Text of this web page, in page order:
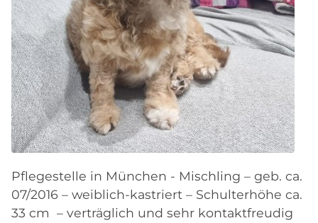
Pflegestelle in München - Mischling – geb. ca.
07/2016 – weiblich-kastriert – Schulterhöhe ca.
33 cm – verträglich und sehr kontaktfreudig